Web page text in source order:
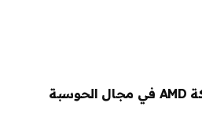
كيف تنافس شركة AMD في مجال الحوسبة